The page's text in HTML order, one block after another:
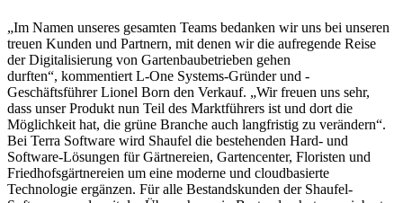
„Im Namen unseres gesamten Teams bedanken wir uns bei unseren
treuen Kunden und Partnern, mit denen wir die aufregende Reise
der Digitalisierung von Gartenbaubetrieben gehen
durften“, kommentiert L-One Systems-Gründer und -
Geschäftsführer Lionel Born den Verkauf. „Wir freuen uns sehr,
dass unser Produkt nun Teil des Marktführers ist und dort die
Möglichkeit hat, die grüne Branche auch langfristig zu verändern“.
Bei Terra Software wird Shaufel die bestehenden Hard- und
Software-Lösungen für Gärtnereien, Gartencenter, Floristen und
Friedhofsgärtnereien um eine moderne und cloudbasierte
Technologie ergänzen. Für alle Bestandskunden der Shaufel-